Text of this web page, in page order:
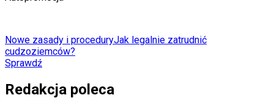
Nowe zasady i proceduryJak legalnie zatrudnić
cudzoziemców?
Sprawdź
Redakcja poleca